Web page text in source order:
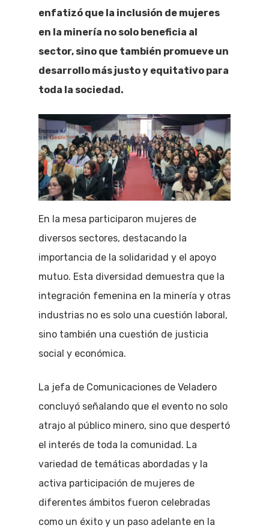
enfatizó que la inclusión de mujeres
en la minería no solo beneficia al
sector, sino que también promueve un
desarrollo más justo y equitativo para
toda la sociedad.
En la mesa participaron mujeres de
diversos sectores, destacando la
importancia de la solidaridad y el apoyo
mutuo. Esta diversidad demuestra que la
integración femenina en la minería y otras
industrias no es solo una cuestión laboral,
sino también una cuestión de justicia
social y económica.
La jefa de Comunicaciones de Veladero
concluyó señalando que el evento no solo
atrajo al público minero, sino que despertó
el interés de toda la comunidad. La
variedad de temáticas abordadas y la
activa participación de mujeres de
diferentes ámbitos fueron celebradas
como un éxito y un paso adelante en la